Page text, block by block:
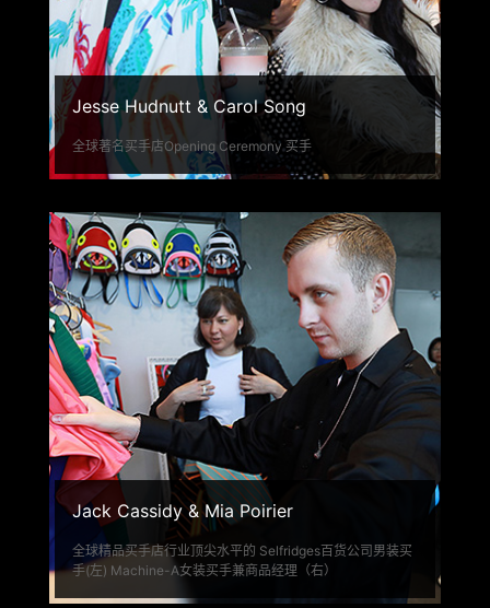
Jesse Hudnutt & Carol Song
全球著名买手店Opening Ceremony 买手
Jack Cassidy & Mia Poirier
全球精品买手店行业顶尖水平的 Selfridges百货公司男装买
手(左) Machine-A女装买手兼商品经理（右）